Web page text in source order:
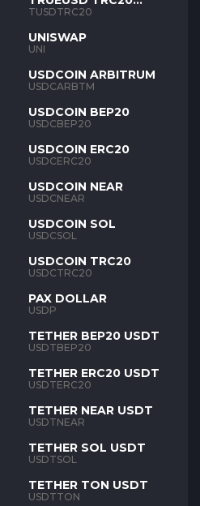
TUSD
TUSDTRC20
UNISWAP
UNI
USDCOIN ARBITRUM
USDCARBTM
USDCOIN BEP20
USDCBEP20
USDCOIN ERC20
USDCERC20
USDCOIN NEAR
USDCNEAR
USDCOIN SOL
USDCSOL
USDCOIN TRC20
USDCTRC20
PAX DOLLAR
USDP
TETHER BEP20 USDT
USDTBEP20
TETHER ERC20 USDT
USDTERC20
TETHER NEAR USDT
USDTNEAR
TETHER SOL USDT
USDTSOL
TETHER TON USDT
USDTTON